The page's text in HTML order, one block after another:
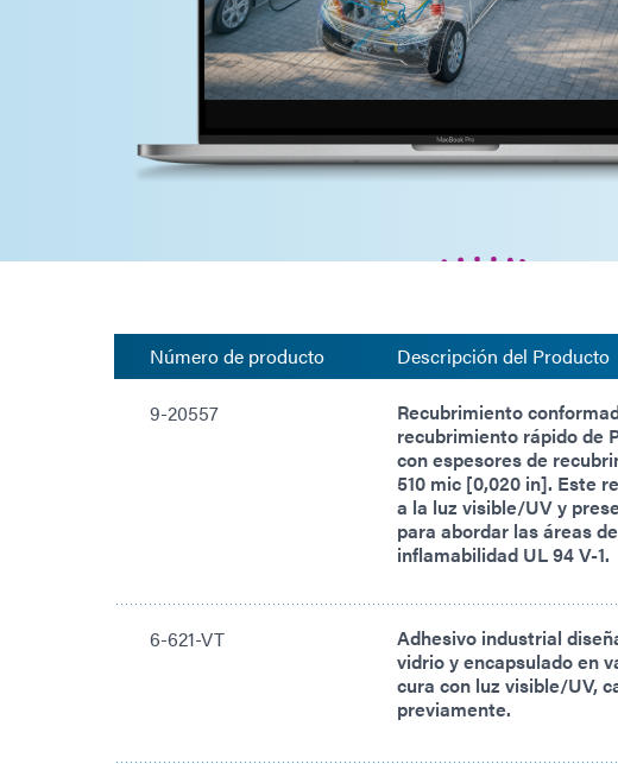
Número de producto Descripción del Producto
9-20557
Recubrimiento
recubrimiento rápido de
con espesores de
510 mic [0,020 in]. Este
a la luz visible/UV y
para abordar las áreas
inflamabilidad UL 94 V-1.
6-621-VT
Adhesivo industrial
vidrio y encapsulado en
cura con luz visible/UV,
previamente.